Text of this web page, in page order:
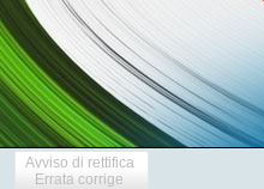
Avviso di rettifica
Errata corrige